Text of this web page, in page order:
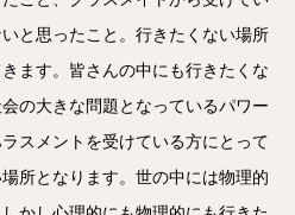
と思ったこと。行きたくない場所
ます。皆さんの中にも行きたくな
の大きな問題となっているパワー
スメントを受けている方にとって
所となります。世の中には物理的